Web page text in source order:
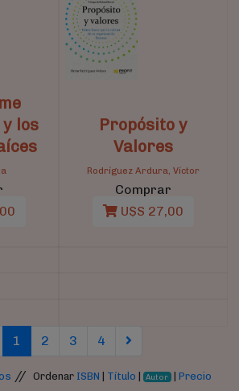
los
Propósito y
Valores
Rodríguez Ardura, Víctor
Comprar
U$S 27,00
1 (current)
2(current)
3(current)
4(current)
// Ordenar ISBN Título Autor |Precio